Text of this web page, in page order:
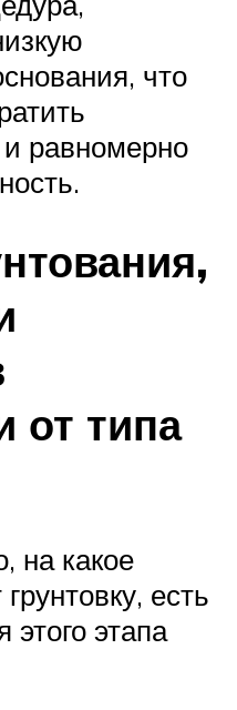
что
и равномерно
от типа
на какое
есть
этапа